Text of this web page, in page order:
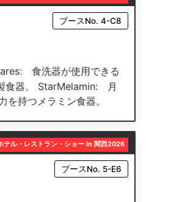
ブースNo. 4-C8
食洗器が使用できる
食器。 StarMelamin: 月
を持つメラミン食器。
テル・レストラン・ショー in 関西2026
ブースNo. 5-E6